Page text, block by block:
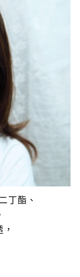
丁酯、